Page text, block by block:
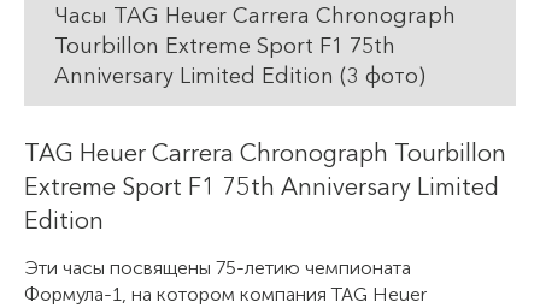
Часы TAG Heuer Carrera Chronograph
Tourbillon Extreme Sport F1 75th
Anniversary Limited Edition (3 фото)
TAG Heuer Carrera Chronograph Tourbillon
Extreme Sport F1 75th Anniversary Limited
Edition
Эти часы посвящены 75-летию чемпионата
Формула-1, на котором компания TAG Heuer